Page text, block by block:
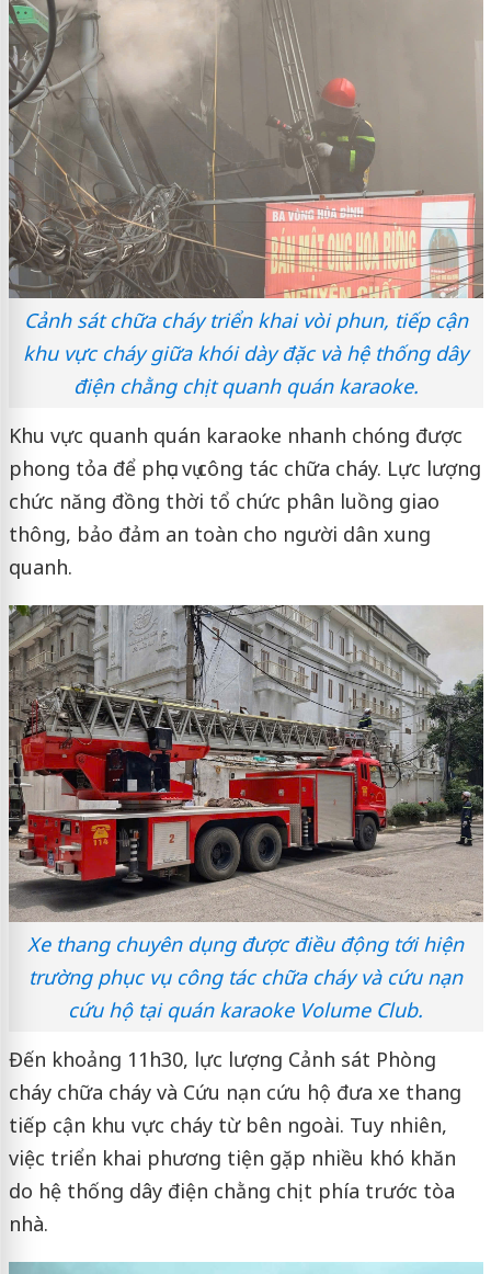
Cảnh sát chữa cháy triển khai vòi phun, tiếp cận
khu vực cháy giữa khói dày đặc và hệ thống dây
điện chằng chịt quanh quán karaoke.
Khu vực quanh quán karaoke nhanh chóng được
phong tỏa để phục vụ công tác chữa cháy. Lực lượng
chức năng đồng thời tổ chức phân luồng giao
thông, bảo đảm an toàn cho người dân xung
quanh.
Xe thang chuyên dụng được điều động tới hiện
trường phục vụ công tác chữa cháy và cứu nạn
cứu hộ tại quán karaoke Volume Club.
Đến khoảng 11h30, lực lượng Cảnh sát Phòng
cháy chữa cháy và Cứu nạn cứu hộ đưa xe thang
tiếp cận khu vực cháy từ bên ngoài. Tuy nhiên,
việc triển khai phương tiện gặp nhiều khó khăn
do hệ thống dây điện chằng chịt phía trước tòa
nhà.